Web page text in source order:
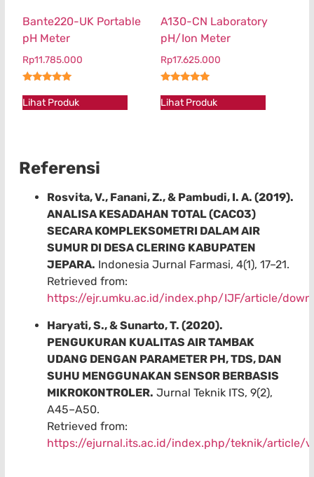
Bante220-UK Portable
pH Meter
Rp11.785.000
Lihat Produk
A130-CN Laboratory
pH/Ion Meter
Rp17.625.000
Lihat Produk
Referensi
Rosvita, V., Fanani, Z., & Pambudi, I. A. (2019).
ANALISA KESADAHAN TOTAL (CACO3)
SECARA KOMPLEKSOMETRI DALAM AIR
SUMUR DI DESA CLERING KABUPATEN
JEPARA. Indonesia Jurnal Farmasi, 4(1), 17–21.
Retrieved from:
https://ejr.umku.ac.id/index.php/IJF/article/
Haryati, S., & Sunarto, T. (2020).
PENGUKURAN KUALITAS AIR TAMBAK
UDANG DENGAN PARAMETER PH, TDS, DAN
SUHU MENGGUNAKAN SENSOR BERBASIS
MIKROKONTROLER. Jurnal Teknik ITS, 9(2),
A45–A50.
Retrieved from:
https://ejurnal.its.ac.id/index.php/teknik/article/